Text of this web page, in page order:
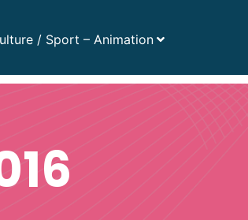
/ Sport – Animation